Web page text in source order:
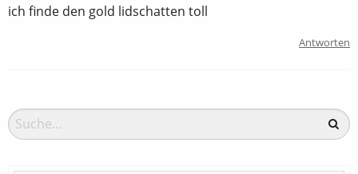
ich finde den gold lidschatten toll
Antworten